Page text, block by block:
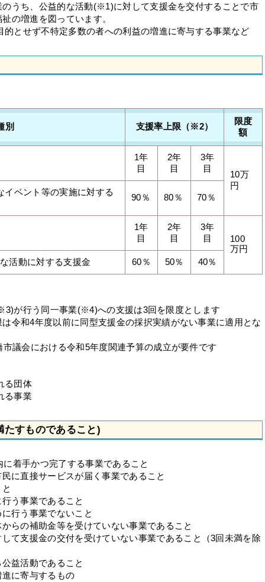
うち、公益的な活動(※1)に対して支援金を交付することで市
の増進を図っています。
せず不特定多数の者への利益の増進に寄与する事業など
別 支援率上限（※2）
限度
額
1年
目
2年
目
3年
目
10万
円
イベント等の実施に対する
90％ 80％ 70％
1年
目
2年
目
3年
目
100
万円
活動に対する支援金
60％ 50％ 40％
が行う同一事業(※4)への支援は3回を限度とします
令和4年度以前に同型支援金の採択実績がない事業に適用とな
議会における令和5年度関連予算の成立が要件です
る団体
る事業
たすものであること)
着手かつ完了する事業であること
に直接サービスが届く事業であること
う事業であること
行う事業でないこと
らの補助金等を受けていない事業であること
て支援金の交付を受けていない事業であること（3回未満を除
益活動であること
に寄与するもの